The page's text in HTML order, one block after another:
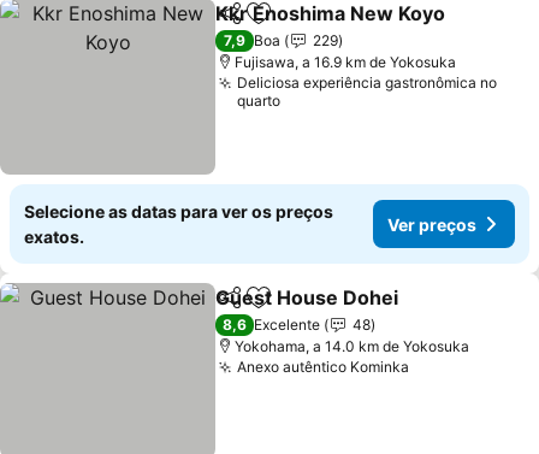
PartilharAdicionar aos favoritos
Kkr Enoshima New Koyo
7,9 Boa
229
Fujisawa, a 16.9 km de Yokosuka
Deliciosa experiência gastronômica no
quarto
Selecione as datas para ver os preços
exatos.
Ver preços
PartilharAdicionar aos favoritos
Guest House Dohei
8,6 Excelente
48
Yokohama, a 14.0 km de Yokosuka
Anexo autêntico Kominka